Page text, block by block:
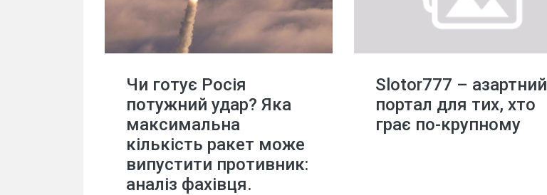
Чи готує Росія
потужний удар? Яка
максимальна
кількість ракет може
випустити противник:
аналіз фахівця.
Slotor777 – азартний
портал для тих, хто
грає по-крупному